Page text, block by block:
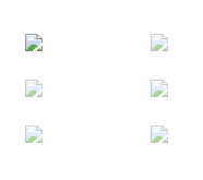
Quienes somos
Gracias
Contacto